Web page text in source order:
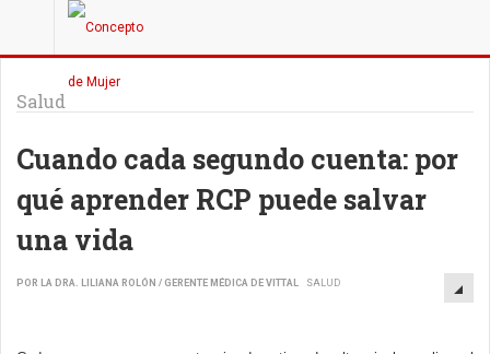
Salud
Cuando cada segundo cuenta: por
qué aprender RCP puede salvar
una vida
POR LA DRA. LILIANA ROLÓN / GERENTE MÉDICA DE VITTAL SALUD